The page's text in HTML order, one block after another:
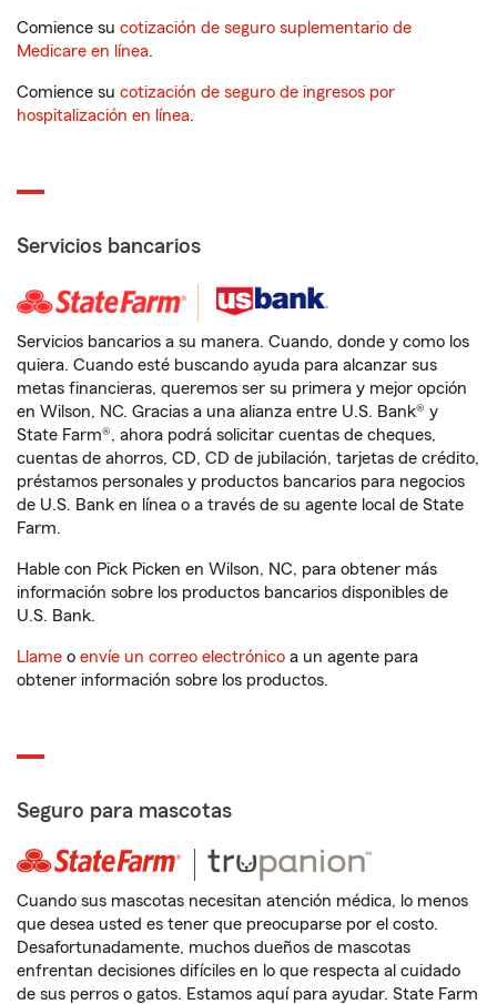
Comience su cotización de seguro suplementario de
Medicare en línea.
Comience su cotización de seguro de ingresos por
hospitalización en línea.
Servicios bancarios
Servicios bancarios a su manera. Cuando, donde y como los
quiera. Cuando esté buscando ayuda para alcanzar sus
metas financieras, queremos ser su primera y mejor opción
en Wilson, NC. Gracias a una alianza entre U.S. Bank® y
State Farm®, ahora podrá solicitar cuentas de cheques,
cuentas de ahorros, CD, CD de jubilación, tarjetas de crédito,
préstamos personales y productos bancarios para negocios
de U.S. Bank en línea o a través de su agente local de State
Farm.
Hable con Pick Picken en Wilson, NC, para obtener más
información sobre los productos bancarios disponibles de
U.S. Bank.
Llame o envíe un correo electrónico a un agente para
obtener información sobre los productos.
Seguro para mascotas
Cuando sus mascotas necesitan atención médica, lo menos
que desea usted es tener que preocuparse por el costo.
Desafortunadamente, muchos dueños de mascotas
enfrentan decisiones difíciles en lo que respecta al cuidado
de sus perros o gatos. Estamos aquí para ayudar. State Farm